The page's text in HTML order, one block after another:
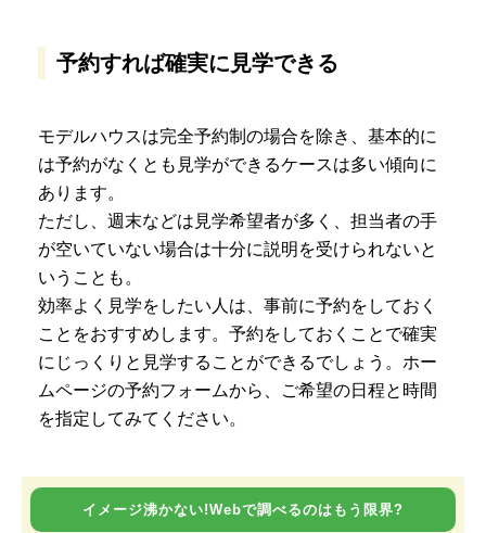
予約すれば確実に見学できる
モデルハウスは完全予約制の場合を除き、基本的に
は予約がなくとも見学ができるケースは多い傾向に
あります。
ただし、週末などは見学希望者が多く、担当者の手
が空いていない場合は十分に説明を受けられないと
いうことも。
効率よく見学をしたい人は、事前に予約をしておく
ことをおすすめします。予約をしておくことで確実
にじっくりと見学することができるでしょう。ホー
ムページの予約フォームから、ご希望の日程と時間
を指定してみてください。
イメージ沸かない!Webで調べるのはもう限界?